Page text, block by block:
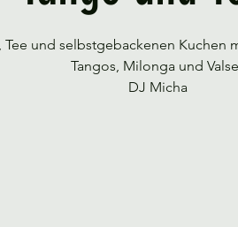
Tee und selbstgebackenen Kuchen
Tangos, Milonga und
DJ Micha